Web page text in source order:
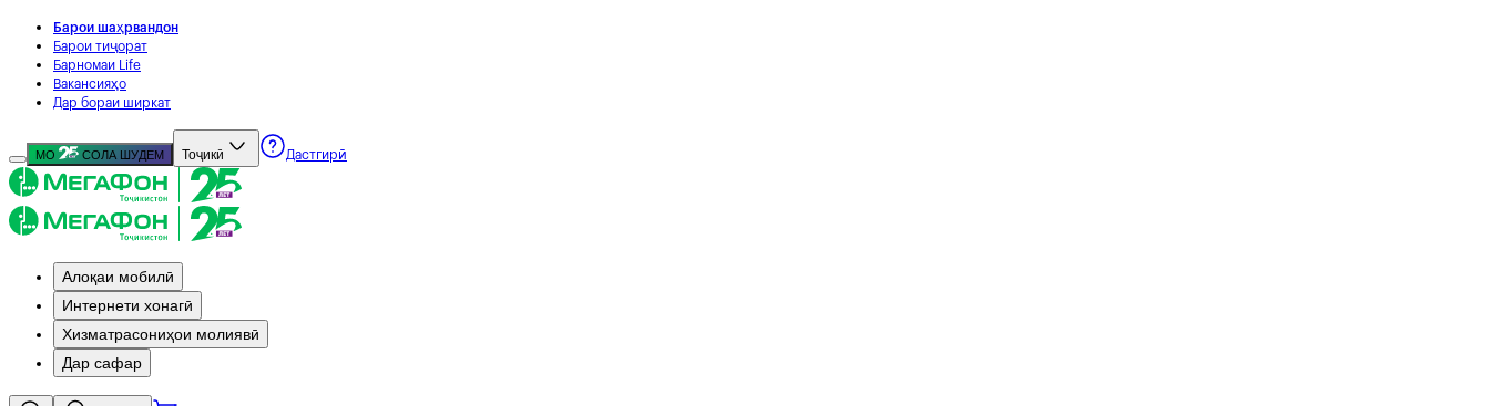
Барои шаҳрвандон
Барои тиҷорат
Барномаи Life
Вакансияҳо
Дар бораи ширкат
МО СОЛА ШУДЕМ Тоҷикӣ Дастгирӣ
Алоқаи мобилӣ
Интернети хонагӣ
Хизматрасониҳои молиявӣ
Дар сафар